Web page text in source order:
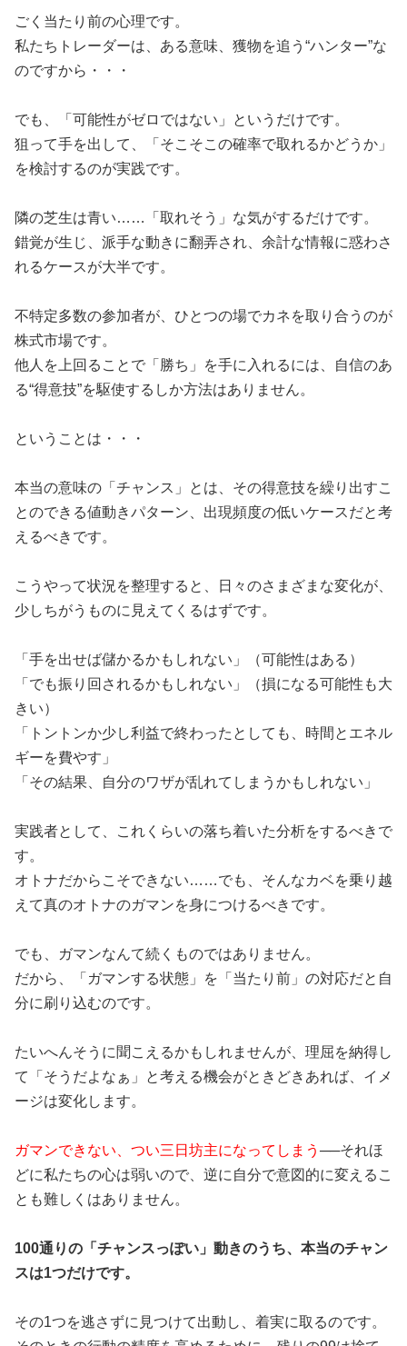
ごく当たり前の心理です。
私たちトレーダーは、ある意味、獲物を追う“ハンター”な
のですから・・・
でも、「可能性がゼロではない」というだけです。
狙って手を出して、「そこそこの確率で取れるかどうか」
を検討するのが実践です。
隣の芝生は青い……「取れそう」な気がするだけです。
錯覚が生じ、派手な動きに翻弄され、余計な情報に惑わさ
れるケースが大半です。
不特定多数の参加者が、ひとつの場でカネを取り合うのが
株式市場です。
他人を上回ることで「勝ち」を手に入れるには、自信のあ
る“得意技”を駆使するしか方法はありません。
ということは・・・
本当の意味の「チャンス」とは、その得意技を繰り出すこ
とのできる値動きパターン、出現頻度の低いケースだと考
えるべきです。
こうやって状況を整理すると、日々のさまざまな変化が、
少しちがうものに見えてくるはずです。
「手を出せば儲かるかもしれない」（可能性はある）
「でも振り回されるかもしれない」（損になる可能性も大
きい）
「トントンか少し利益で終わったとしても、時間とエネル
ギーを費やす」
「その結果、自分のワザが乱れてしまうかもしれない」
実践者として、これくらいの落ち着いた分析をするべきで
す。
オトナだからこそできない……でも、そんなカベを乗り越
えて真のオトナのガマンを身につけるべきです。
でも、ガマンなんて続くものではありません。
だから、「ガマンする状態」を「当たり前」の対応だと自
分に刷り込むのです。
たいへんそうに聞こえるかもしれませんが、理屈を納得し
て「そうだよなぁ」と考える機会がときどきあれば、イメ
ージは変化します。
ガマンできない、つい三日坊主になってしまう ──それほ
どに私たちの心は弱いので、逆に自分で意図的に変えるこ
とも難しくはありません。
100通りの「チャンスっぽい」動きのうち、本当のチャン
スは1つだけです。
その1つを逃さずに見つけて出動し、着実に取るのです。